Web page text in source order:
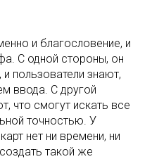
и благословение, и
С одной стороны, он
пользователи знают,
ввода. С другой
что смогут искать все
точностью. У
нет ни времени, ни
такой же